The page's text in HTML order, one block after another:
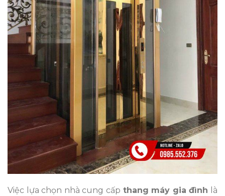
Việc lựa chọn nhà cung cấp thang máy gia đình là